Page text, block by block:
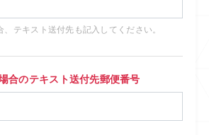
、テキスト送付先も記入してください。
合のテキスト送付先郵便番号